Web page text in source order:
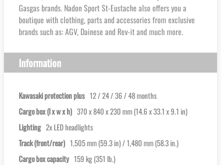
Gasgas brands. Nadon Sport St-Eustache also offers you a
boutique with clothing, parts and accessories from exclusive
brands such as: AGV, Dainese and Rev-it and much more.
Information
Kawasaki protection plus 12 / 24 / 36 / 48 months
Cargo box (l x w x h) 370 x 840 x 230 mm (14.6 x 33.1 x 9.1 in)
Lighting 2x LED headlights
Track (front/rear) 1,505 mm (59.3 in) / 1,480 mm (58.3 in.)
Cargo box capacity 159 kg (351 lb.)